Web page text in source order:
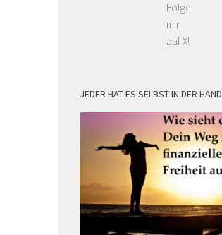
Folge
mir
auf X!
JEDER HAT ES SELBST IN DER HAND